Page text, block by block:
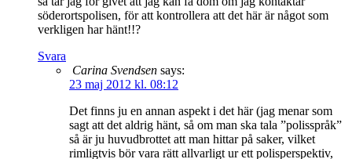
söderortspolisen, för att kontrollera att det här är något som
verkligen har hänt!!?
Svara
Carina Svendsen says:
23 maj 2012 kl. 08:12
Det finns ju en annan aspekt i det här (jag menar som
sagt att det aldrig hänt, så om man ska tala ”polisspråk”
så är ju huvudbrottet att man hittar på saker, vilket
rimligtvis bör vara rätt allvarligt ur ett polisperspektiv,